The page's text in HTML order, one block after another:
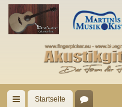
Startseite